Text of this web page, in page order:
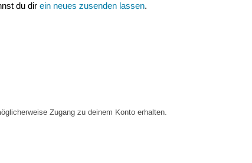
du direin neues zusenden lassen.
Zugang zu deinem Konto erhalten.